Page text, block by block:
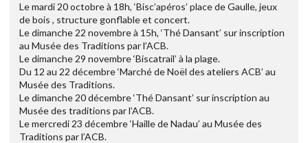
Le mardi 20 octobre à 18h, ‘Bisc’apéros’ place de Gaulle, jeux
de bois , structure gonflable et concert.
Le dimanche 22 novembre à 15h, ‘Thé Dansant’ sur inscription
au Musée des Traditions par l’ACB.
Le dimanche 29 novembre ‘Biscatrail’ à la plage.
Du 12 au 22 décembre ‘Marché de Noël des ateliers ACB’ au
Musée des Traditions.
Le dimanche 20 décembre ‘Thé Dansant’ sur inscription au
Musée des traditions par l’ACB.
Le mercredi 23 décembre ‘Haille de Nadau’ au Musée des
Traditions par l’ACB.